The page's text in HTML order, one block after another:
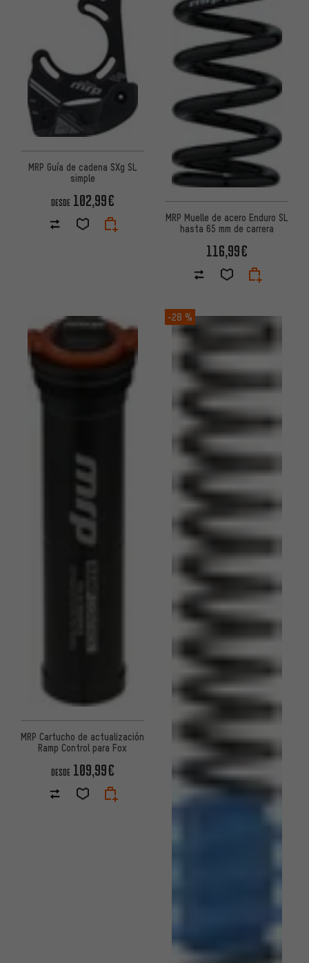
MRP Guía de cadena SXg SL
simple
DESDE 102,99€
MRP Muelle de acero Enduro SL
hasta 65 mm de carrera
116,99€
MRP Cartucho de actualización
Ramp Control para Fox
DESDE 109,99€
-28 %